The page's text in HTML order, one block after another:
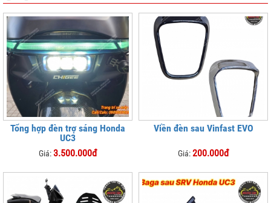
Tổng hợp đèn trợ sáng Honda
UC3
Giá:3.500.000đ
Viền đèn sau Vinfast EVO
Giá:200.000đ